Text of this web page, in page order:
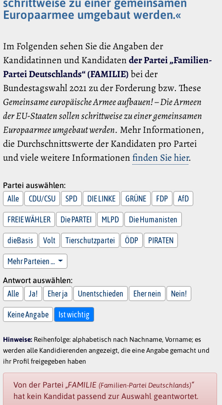
Europaarmee umgebaut werden.«
Im Folgenden sehen Sie die Angaben der
Kandidatinnen und Kandidatender Partei „Familien-
Partei Deutschlands“ (FAMILIE)bei der
Bundestagswahl 2021 zu der Forderung bzw. These
Gemeinsame europäische Armee aufbauen! – Die Armeen
der EU-Staaten sollen schrittweise zu einer gemeinsamen
Europaarmee umgebaut werden. Mehr Informationen,
die Durchschnittswerte der Kandidaten pro Partei
und viele weitere Informationen finden Sie hier.
Partei auswählen:
Alle
CDU/CSU SPD DIE LINKE GRÜNE FDP AfD
FREIE WÄHLER Die PARTEI MLPD Die Humanisten
dieBasis Volt Tierschutzpartei ÖDP PIRATEN
Mehr Parteien …
Antwort auswählen:
Alle
Ja! Eher ja Unentschieden Eher nein Nein!
Keine Angabe Ist wichtig
Hinweise: Reihenfolge: alphabetisch nach Nachname, Vorname; es
werden alle Kandidierenden angezeigt, die eine Angabe gemacht und
ihr Profil freigegeben haben
Von der Partei „FAMILIE (Familien-Partei Deutschlands)“
hat kein Kandidat passend zur Auswahl geantwortet.